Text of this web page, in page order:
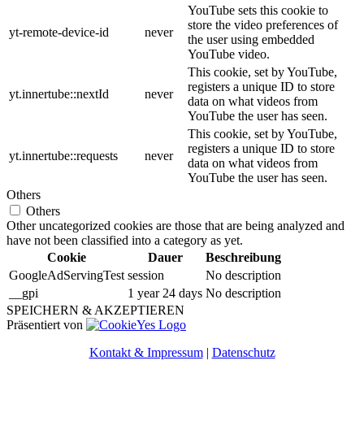
yt-remote-device-id never
YouTube sets this cookie to
store the video preferences of
the user using embedded
YouTube video.
yt.innertube::nextId never
This cookie, set by YouTube,
registers a unique ID to store
data on what videos from
YouTube the user has seen.
yt.innertube::requests never
This cookie, set by YouTube,
registers a unique ID to store
data on what videos from
YouTube the user has seen.
Others
Others
Other uncategorized cookies are those that are being analyzed and
have not been classified into a category as yet.
Cookie
Dauer
Beschreibung
GoogleAdServingTest session
No description
__gpi
1 year 24 days No description
SPEICHERN & AKZEPTIEREN
Präsentiert von
Kontakt & Impressum| Datenschutz